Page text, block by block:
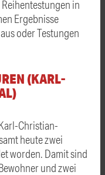
in
Ergebnisse
oder Testungen
(KARL-
Christian-
heute zwei
worden. Damit sind
und zwei